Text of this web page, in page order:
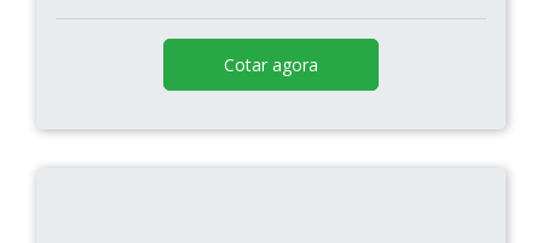
Cotar agora